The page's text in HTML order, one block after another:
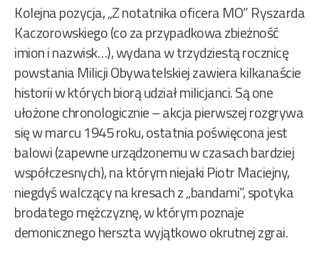
Kolejna pozycja, „Z notatnika oficera MO” Ryszarda
Kaczorowskiego (co za przypadkowa zbieżność
imion i nazwisk…), wydana w trzydziestą rocznicę
powstania Milicji Obywatelskiej zawiera kilkanaście
historii w których biorą udział milicjanci. Są one
ułożone chronologicznie – akcja pierwszej rozgrywa
się w marcu 1945 roku, ostatnia poświęcona jest
balowi (zapewne urządzonemu w czasach bardziej
współczesnych), na którym niejaki Piotr Maciejny,
niegdyś walczący na kresach z „bandami”, spotyka
brodatego mężczyznę, w którym poznaje
demonicznego herszta wyjątkowo okrutnej zgrai.